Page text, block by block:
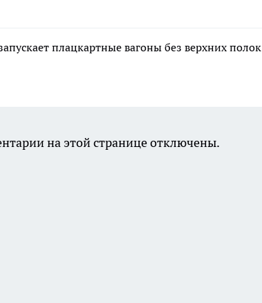
плацкартные вагоны без верхних полок
на этой странице отключены.